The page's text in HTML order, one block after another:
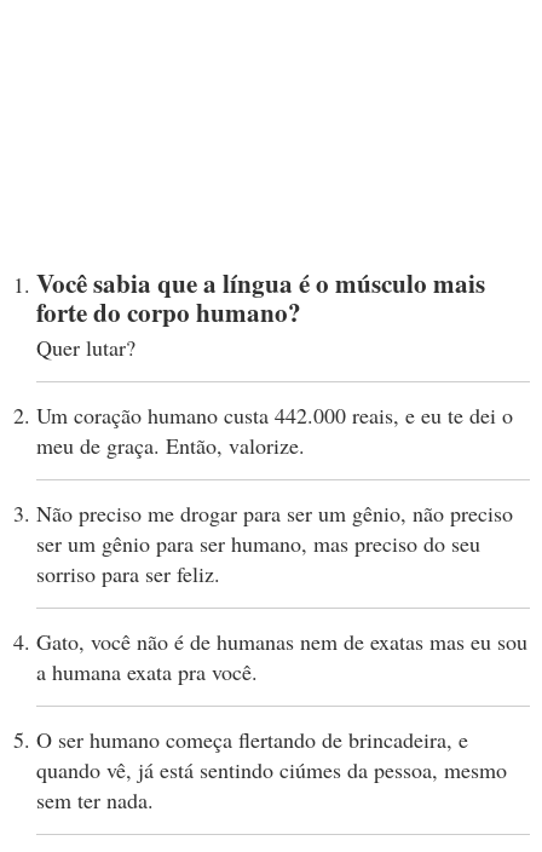
Você sabia que a língua é o músculo mais
forte do corpo humano?
Quer lutar?
Um coração humano custa 442.000 reais, e eu te dei o
meu de graça. Então, valorize.
Não preciso me drogar para ser um gênio, não preciso
ser um gênio para ser humano, mas preciso do seu
sorriso para ser feliz.
Gato, você não é de humanas nem de exatas mas eu sou
a humana exata pra você.
O ser humano começa flertando de brincadeira, e
quando vê, já está sentindo ciúmes da pessoa, mesmo
sem ter nada.